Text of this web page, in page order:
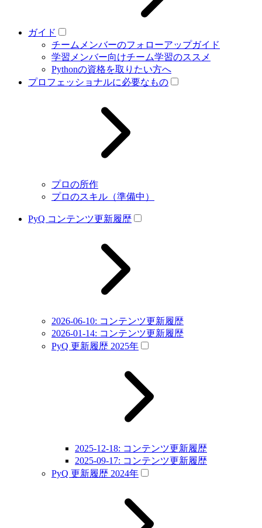
ガイド
チームメンバーのフォローアップガイド
学習メンバー向けチーム学習のススメ
Pythonの資格を取りたい方へ
プロフェッショナルに必要なもの
プロの所作
プロのスキル（準備中）
PyQ コンテンツ更新履歴
2026-06-10: コンテンツ更新履歴
2026-01-14: コンテンツ更新履歴
PyQ 更新履歴 2025年
2025-12-18: コンテンツ更新履歴
2025-09-17: コンテンツ更新履歴
PyQ 更新履歴 2024年